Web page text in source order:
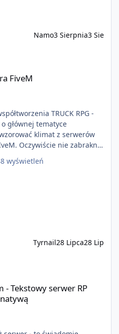
Namo3 Sierpnia3 Sie
FiveM
głównej tematyce
klimat z serwerów
Oczywiście nie zabraknie
robić coś innego niż
wyświetleń
Tyrnail28 Lipca28 Lip
- Tekstowy serwer RP